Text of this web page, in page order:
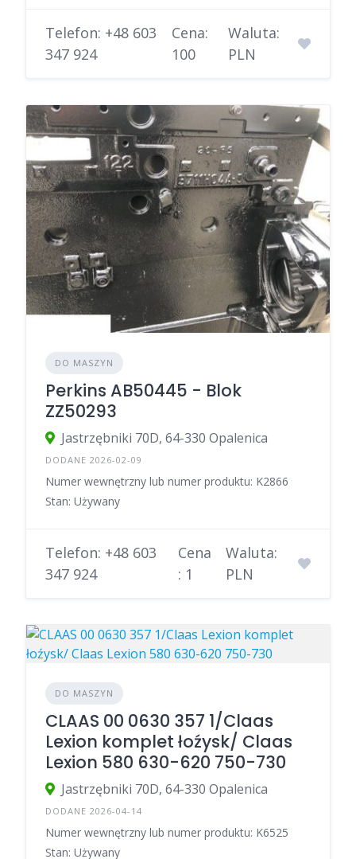
Telefon: +48 603
347 924
Cena:
100
Waluta:
PLN
DO MASZYN
Perkins AB50445 - Blok
ZZ50293
Jastrzębniki 70D, 64-330 Opalenica
DODANE 2026-02-09
Numer wewnętrzny lub numer produktu: K2866
Stan: Używany
Telefon: +48 603
347 924
Cena
: 1
Waluta:
PLN
DO MASZYN
CLAAS 00 0630 357 1/Claas
Lexion komplet łoźysk/ Claas
Lexion 580 630-620 750-730
Jastrzębniki 70D, 64-330 Opalenica
DODANE 2026-04-14
Numer wewnętrzny lub numer produktu: K6525
Stan: Używany